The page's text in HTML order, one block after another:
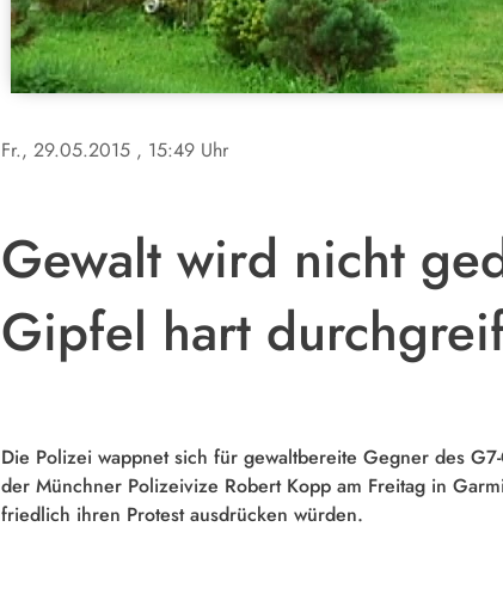
Fr., 29.05.2015 , 15:49 Uhr
Gewalt wird nicht
Gipfel hart
Die Polizei wappnet sich für gewaltbereite Gegner des
der Münchner Polizeivize Robert Kopp am Freitag in
friedlich ihren Protest ausdrücken würden.